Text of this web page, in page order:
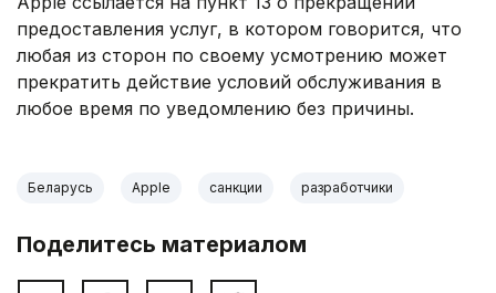
предоставления услуг, в котором говорится, что
любая из сторон по своему усмотрению может
прекратить действие условий обслуживания в
любое время по уведомлению без причины.
Беларусь Apple санкции разработчики
Поделитесь материалом